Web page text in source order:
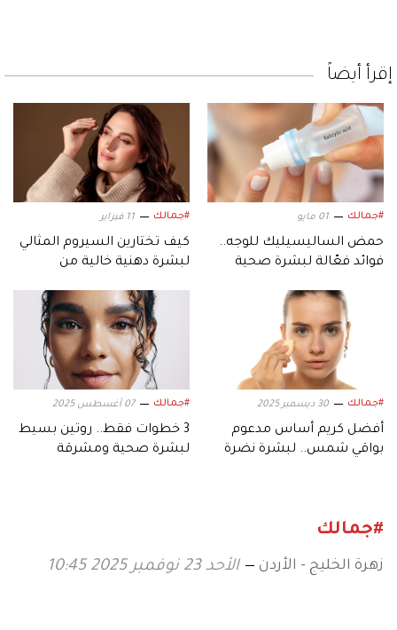
إقرأ أيضاً
#جمالك 01 مايو
حمض الساليسيليك للوجه..
فوائد فعّالة لبشرة صحية
#جمالك 11 فبراير
كيف تختارين السيروم المثالي
لبشرة دهنية خالية من
#جمالك 30 ديسمبر 2025
أفضل كريم أساس مدعوم
بواقي شمس.. لبشرة نضرة
#جمالك 07 أغسطس 2025
3 خطوات فقط.. روتين بسيط
لبشرة صحية ومشرقة
#جمالك
زهرة الخليج - الأردن الأحد 23 نوفمبر 2025 10:45